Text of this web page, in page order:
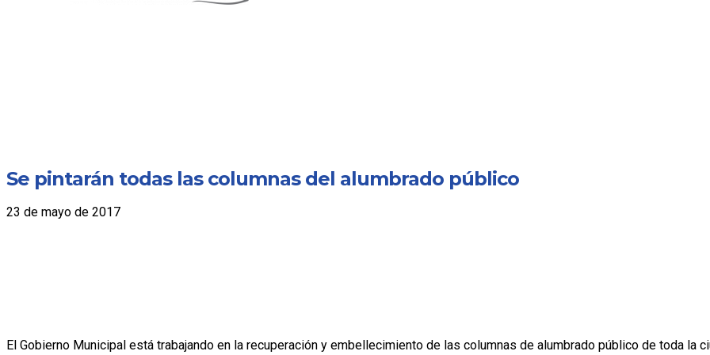
Se pintarán todas las columnas del alumbrado público
23 de mayo de 2017
El Gobierno Municipal está trabajando en la recuperación y embellecimiento de las columnas de alumbrado público de toda la